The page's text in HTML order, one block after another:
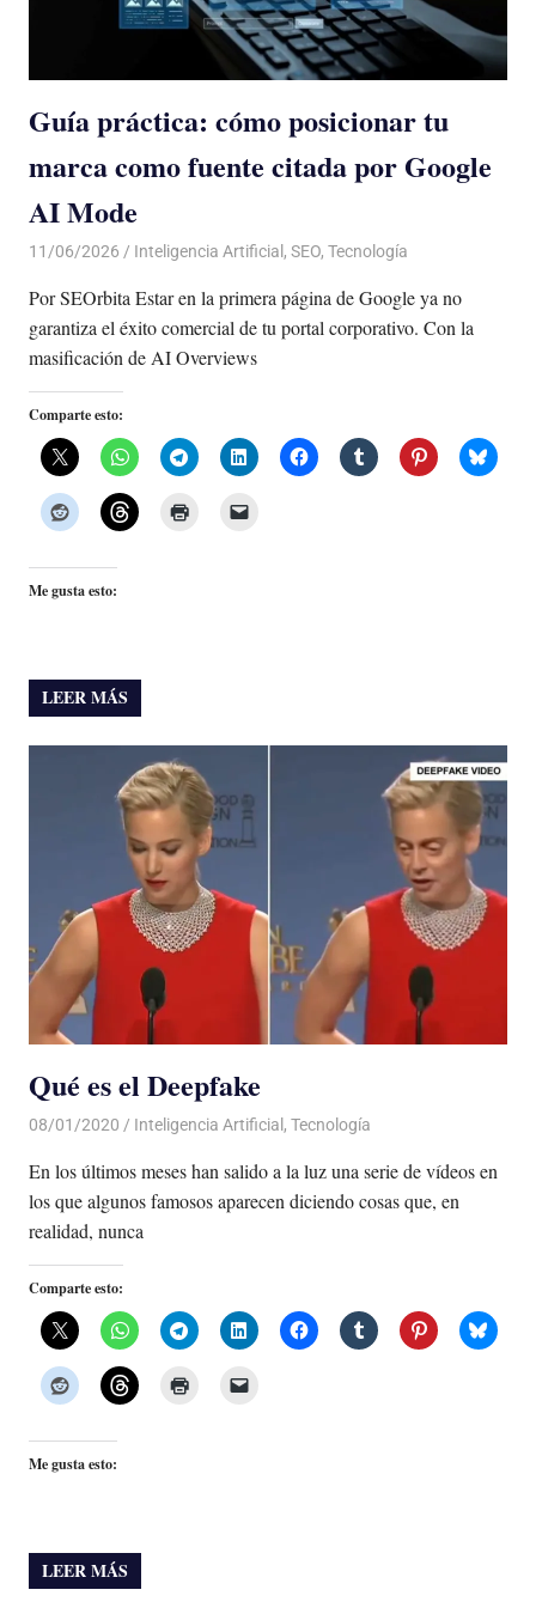
Guía práctica: cómo posicionar tu
marca como fuente citada por Google
AI Mode
11/06/2026 De todo un Poco
Inteligencia Artificial , SEO, Tecnología
Por SEOrbita Estar en la primera página de Google ya no
garantiza el éxito comercial de tu portal corporativo. Con la
masificación de AI Overviews
Comparte esto:
Me gusta esto:
LEER MÁS
Qué es el Deepfake
08/01/2020 De todo un Poco
Inteligencia Artificial , Tecnología
En los últimos meses han salido a la luz una serie de vídeos en
los que algunos famosos aparecen diciendo cosas que, en
realidad, nunca
Comparte esto:
Me gusta esto:
LEER MÁS